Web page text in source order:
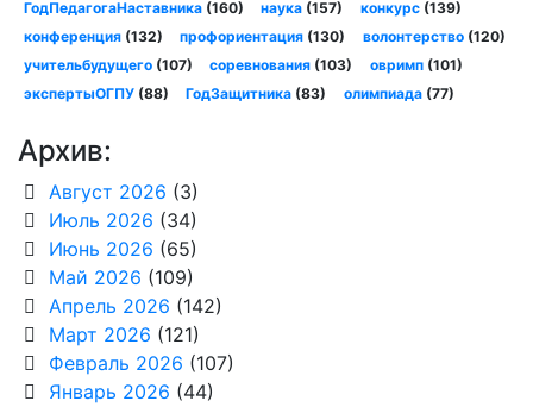
ГодПедагогаНаставника(160) наука (157) конкурс(139)
конференция(132) профориентация (130) волонтерство(120)
учительбудущего(107) соревнования (103) овримп(101)
экспертыОГПУ(88) ГодЗащитника (83) олимпиада(77)
Архив:
Август 2026 (3)
Июль 2026 (34)
Июнь 2026 (65)
Май 2026 (109)
Апрель 2026 (142)
Март 2026 (121)
Февраль 2026 (107)
Январь 2026 (44)